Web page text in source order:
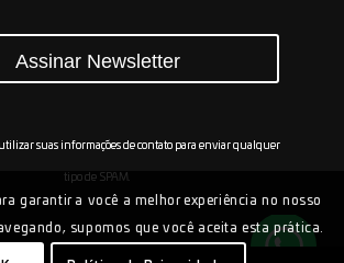
Assinar Newsletter
suas informações de contato para enviar qualquer
tipo de SPAM.
garantir a você a melhor experiência no nosso
supomos que você aceita esta prática.